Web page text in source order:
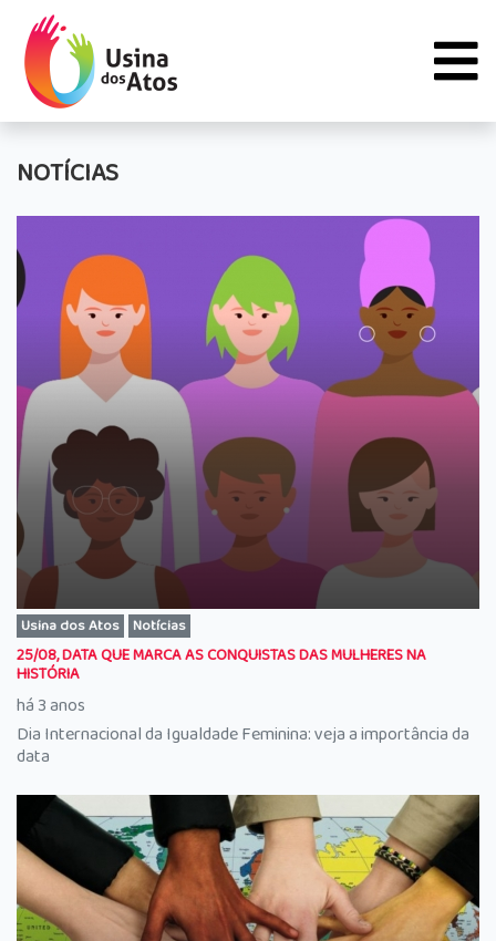
NOTÍCIAS
Usina dos Atos Notícias
25/08, DATA QUE MARCA AS CONQUISTAS DAS MULHERES NA
HISTÓRIA
há 3 anos
Dia Internacional da Igualdade Feminina: veja a importância da
data